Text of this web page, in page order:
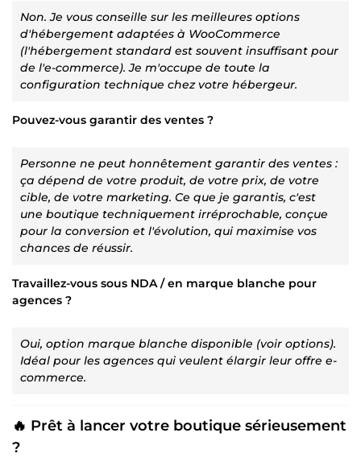
Non. Je vous conseille sur les meilleures options
d'hébergement adaptées à WooCommerce
(l'hébergement standard est souvent insuffisant pour
de l'e-commerce). Je m'occupe de toute la
configuration technique chez votre hébergeur.
Pouvez-vous garantir des ventes ?
Personne ne peut honnêtement garantir des ventes :
ça dépend de votre produit, de votre prix, de votre
cible, de votre marketing. Ce que je garantis, c'est
une boutique techniquement irréprochable, conçue
pour la conversion et l'évolution, qui maximise vos
chances de réussir.
Travaillez-vous sous NDA / en marque blanche pour
agences ?
Oui, option marque blanche disponible (voir options).
Idéal pour les agences qui veulent élargir leur offre e-
commerce.
🔥 Prêt à lancer votre boutique sérieusement
?